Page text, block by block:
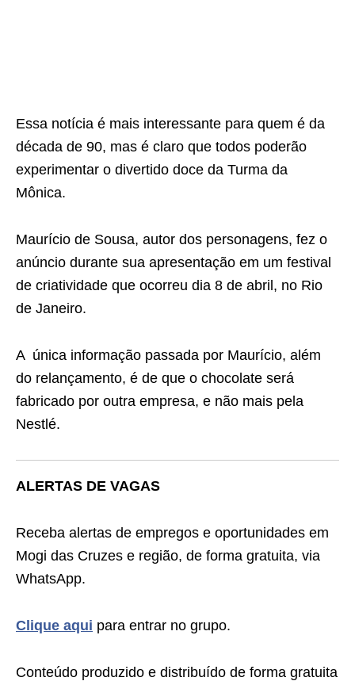
Essa notícia é mais interessante para quem é da
década de 90, mas é claro que todos poderão
experimentar o divertido doce da Turma da
Mônica.
Maurício de Sousa, autor dos personagens, fez o
anúncio durante sua apresentação em um festival
de criatividade que ocorreu dia 8 de abril, no Rio
de Janeiro.
A única informação passada por Maurício, além
do relançamento, é de que o chocolate será
fabricado por outra empresa, e não mais pela
Nestlé.
ALERTAS DE VAGAS
Receba alertas de empregos e oportunidades em
Mogi das Cruzes e região, de forma gratuita, via
WhatsApp.
Clique aqui para entrar no grupo.
Conteúdo produzido e distribuído de forma gratuita